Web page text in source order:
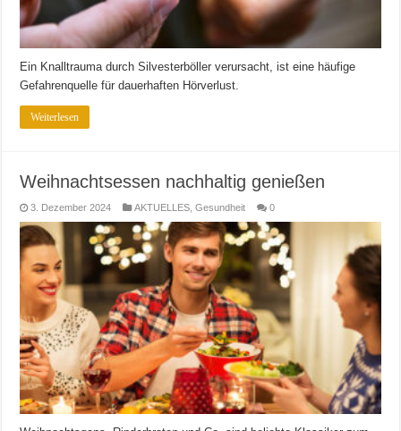
Ein Knalltrauma durch Silvesterböller verursacht, ist eine häufige
Gefahrenquelle für dauerhaften Hörverlust.
Weiterlesen
Weihnachtsessen nachhaltig genießen
3. Dezember 2024 AKTUELLES ,Gesundheit 0